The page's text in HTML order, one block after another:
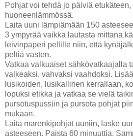
Pohjat voi tehdä jo päiviä
huoneenlämmössä.
Laita uuni lämpiämään 150
3 ympyrää vaikka lautasta mittana
leivinpaperi pellille niin, että
peltiä vasten.
Vatkaa valkuaiset sähkövatkaajalla
valkeaksi, vahvaksi vaahdoksi.
lusikoiden, lusikallinen kerrallaan,
lopuksi etikka ja vatkaa se vielä
pursotuspussiin ja pursota pohjat
mukaan.
Laita marenkipohjat uuniin, laske
asteeseen. Paista 60 minuuttia.